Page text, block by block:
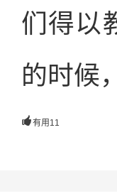
们得以
的时候
有用 11